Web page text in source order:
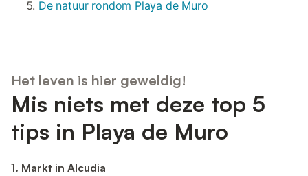
De natuur rondom Playa de Muro
Het leven is hier geweldig!
Mis niets met deze top 5
tips in Playa de Muro
1. Markt in Alcudia